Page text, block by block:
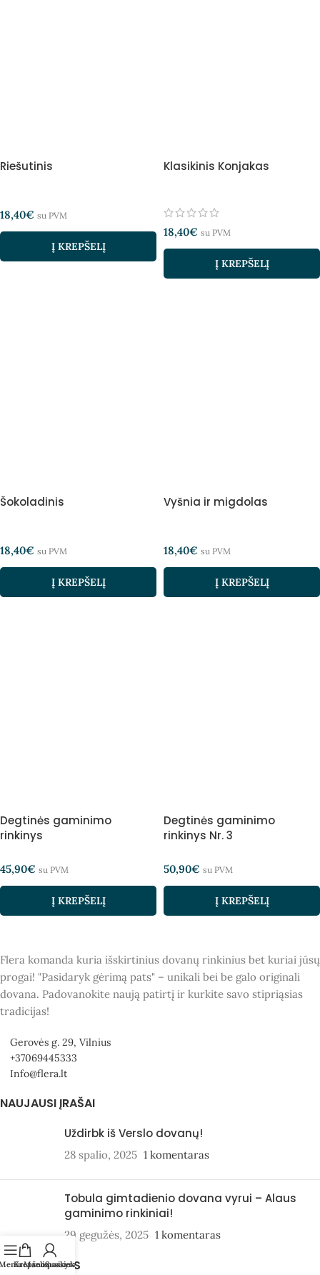
Riešutinis
18,40€ su PVM
Į KREPŠELĮ
Klasikinis Konjakas
18,40€ su PVM
Į KREPŠELĮ
Šokoladinis
18,40€ su PVM
Į KREPŠELĮ
Vyšnia ir migdolas
18,40€ su PVM
Į KREPŠELĮ
Degtinės gaminimo
rinkinys
45,90€ su PVM
Į KREPŠELĮ
Degtinės gaminimo
rinkinys Nr. 3
50,90€ su PVM
Į KREPŠELĮ
Flera komanda kuria išskirtinius dovanų rinkinius bet kuriai jūsų
progai! "Pasidaryk gėrimą pats" – unikali bei be galo originali
dovana. Padovanokite naują patirtį ir kurkite savo stipriąsias
tradicijas!
Gerovės g. 29, Vilnius
+37069445333
Info@flera.lt
NAUJAUSI ĮRAŠAI
Uždirbk iš Verslo dovanų!
28 spalio, 2025 1 komentaras
Tobula gimtadienio dovana vyrui – Alaus
gaminimo rinkiniai!
29 gegužės, 2025 1 komentaras
KATEGORIJOS
Krepšelis
Mano paskyra
Susisiekite